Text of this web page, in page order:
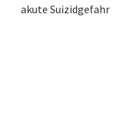
akute Suizidgefahr